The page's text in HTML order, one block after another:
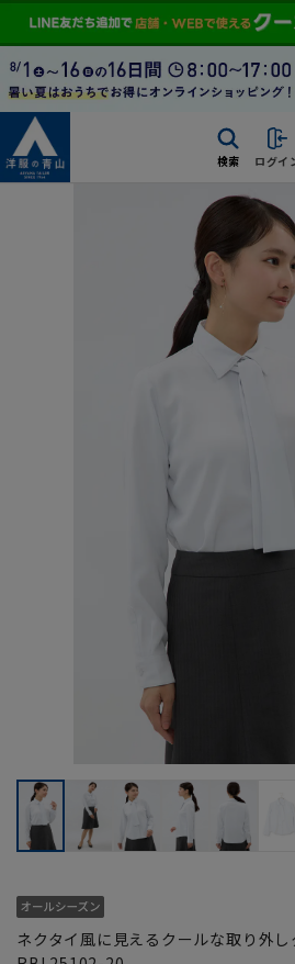
検索 ログイ
ネクタイ風に見えるクールな取り外